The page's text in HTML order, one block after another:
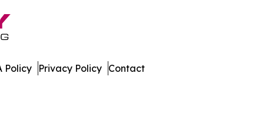
Policy Privacy Policy Contact